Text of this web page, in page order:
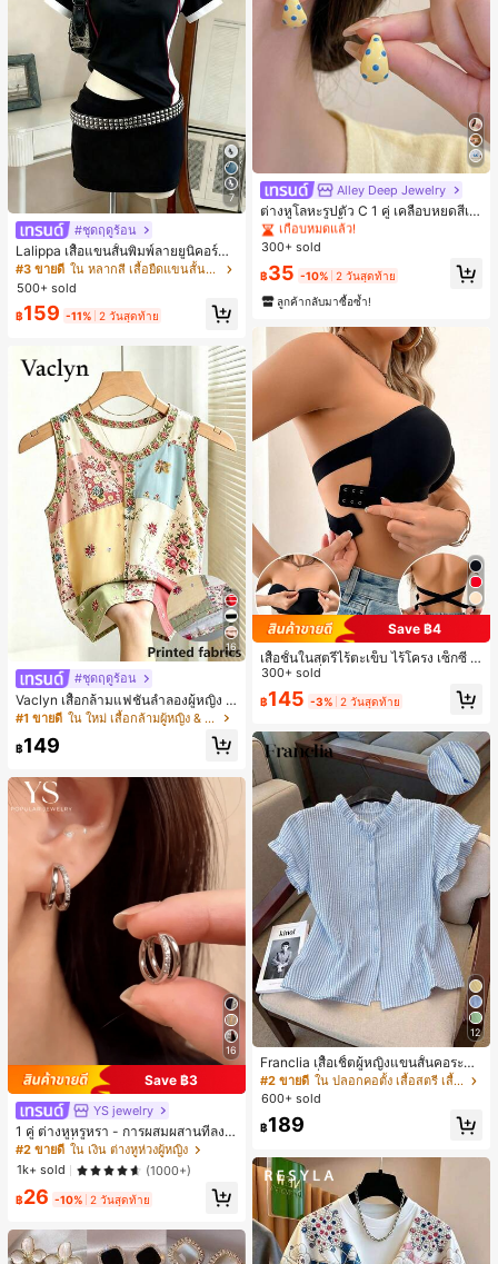
7
#ชุดฤดูร้อน
Lalippa เสื้อแขนสั้นพิมพ์ลายยูนิคอร์นล
ายทางสีตัดกันสำหรับผู้หญิง สไตล์วิทย
าลัย
#3 ขายดี
ใน หลากสี เสื้อยืดแขนสั้นเนื้อนุ่มสำหรับใส่ทุกวัน
500+ sold
฿159 -11% 2 วันสุดท้าย
16
#ชุดฤดูร้อน
Vaclyn เสื้อกล้ามแฟชั่นลำลองผู้หญิง ล
ายแพตช์เวิร์ก แขนกุด คอกลม ติดกระดุ
#1 ขายดี ใน ใหม่ เสื้อกล้ามผู้หญิง & Camis
฿149
16
Save ฿3
YS jewelry
1 คู่ ต่างหูหรูหรา - การผสมผสานที่ลงตั
วของแฟชั่นและความซับซ้อน, ดีไซน์ส
องชั้น, เหมาะสำหรับสุภาพสตรีและนักเ
รียน, ต่างหูทองแดงฝังไมโคร
#2 ขายดี ใน เงิน ต่างหูห่วงผู้หญิง
1k+ sold
(1000+)
฿26 -10% 2 วันสุดท้าย
Alley Deep Jewelry
ต่างหูโลหะรูปตัว C 1 คู่ เคลือบหยดสีเห
ลือง ลายจุดสีน้ำเงิน สไตล์ยุโรปและอเม
ริกัน แฟชั่นส่วนตัว หวานและสง่างาม
ดินทาง งานแต่งงาน ปาร์ตี้ วันเกิด ของ
#1 ขายดี ใน โบโฮ ต่างหูผู้หญิง
เกือบหมดแล้ว!
#1 ขายดี ใน โบโฮ ต่างหูผู้หญิง
เกือบหมดแล้ว!
#1 ขายดี ใน โบโฮ ต่างหูผู้หญิง
เกือบหมดแล้ว!
#1 ขายดี
ใน โบโฮ ต่างหูผู้หญิง
300+ sold
฿35 -10% 2 วันสุดท้าย
ลูกค้ากลับมาซื้อซ้ำ!
Save ฿4
เสื้อชั้นในสตรีไร้ตะเข็บ ไร้โครง เซ็กซี่ ด้
านข้างไม่ลื่น แผ่นรองถอดได้ ลายไขว้ห
ลัง ไร้สาย สบายตลอดวัน
300+ sold
฿145 -3% 2 วันสุดท้าย
12
Franclia เสื้อเชิ้ตผู้หญิงแขนสั้นคอระบา
ยกระดุมเดี่ยวลายทาง
#2 ขายดี
ใน ปลอกคอตั้ง เสื้อสตรี เสื้อเบลาส์ & Tee
600+ sold
฿189